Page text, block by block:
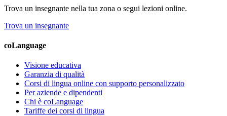
Trova un insegnante nella tua zona o segui lezioni online.
Trova un insegnante
coLanguage
Visione educativa
Garanzia di qualità
Corsi di lingua online con supporto personalizzato
Per aziende e dipendenti
Chi è coLanguage
Tariffe dei corsi di lingua